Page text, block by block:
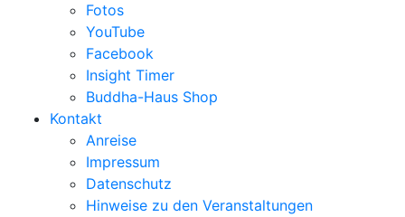
Fotos
YouTube
Facebook
Insight Timer
Buddha-Haus Shop
Kontakt
Anreise
Impressum
Datenschutz
Hinweise zu den Veranstaltungen